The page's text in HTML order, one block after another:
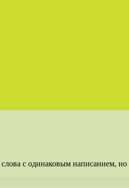
с одинаковым написанием,